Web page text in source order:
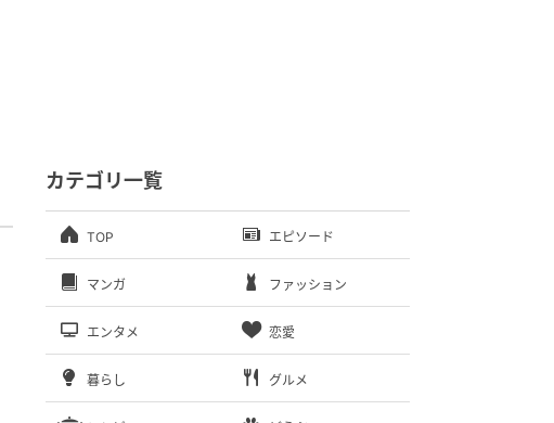
カテゴリ一覧
TOP エピソード
マンガ ファッション
エンタメ 恋愛
暮らし グルメ